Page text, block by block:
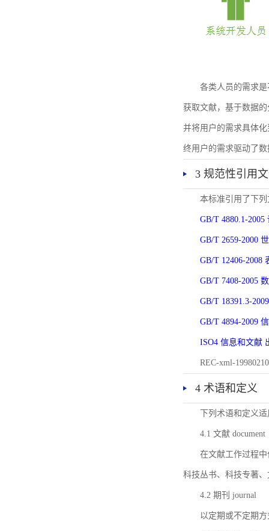
各类人员的需求
获取文献，基于数据
并将用户的需求具体
终用户的需求驱动了
3 规范性引用
本标准引用了下
GB/T 4880.1-
GB/T 2659-2000
GB/T 12406-2008
GB/T 7408-2005
GB/T 18391.3-
GB/T 4894-2009
ISO4 信息和文献
REC-xml-
4 术语和定义
下列术语和定义
4.1 文献 document
在文献工作过程
科技丛书、科技专著
4.2 期刊 journal
以定期或不定期